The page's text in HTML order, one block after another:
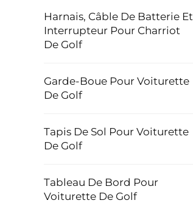
Harnais, Câble De Batterie Et
Interrupteur Pour Charriot
De Golf
Garde-Boue Pour Voiturette
De Golf
Tapis De Sol Pour Voiturette
De Golf
Tableau De Bord Pour
Voiturette De Golf